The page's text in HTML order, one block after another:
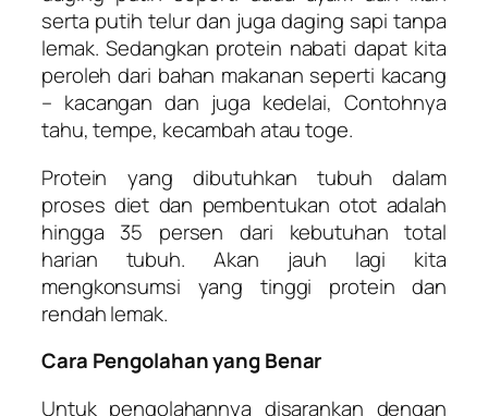
serta putih telur dan juga daging sapi tanpa
lemak. Sedangkan protein nabati dapat kita
peroleh dari bahan makanan seperti kacang
– kacangan dan juga kedelai, Contohnya
tahu, tempe, kecambah atau toge.
Protein yang dibutuhkan tubuh dalam
proses diet dan pembentukan otot adalah
hingga 35 persen dari kebutuhan total
harian tubuh. Akan jauh lagi kita
mengkonsumsi yang tinggi protein dan
rendah lemak.
Cara Pengolahan yang Benar
Untuk pengolahannya disarankan dengan